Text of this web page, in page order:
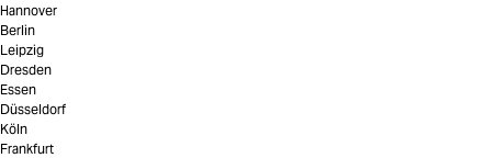
Hannover
Berlin
Leipzig
Dresden
Essen
Düsseldorf
Köln
Frankfurt